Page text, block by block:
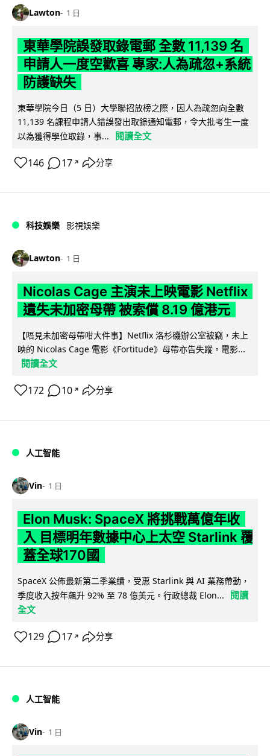
Lawton 1 日
東華學院誤發取錄電郵 全數 11,139 名
申請人一度空歡喜 專家:人為疏忽+系統
防護缺失
東華學院今日（5 日）大學聯招放榜之際，因人為疏忽向全數
11,139 名課程申請人錯誤發出取錄通知電郵，令大批考生一度
以為獲得學位取錄，事...
閱讀全文
146 17 ↗ 分享
科技娛樂 影視娛樂
Lawton 1 日
Nicolas Cage 主演未上映電影 Netflix
遺失未加密母帶 被索償 8.19 億港元
【唔見未加密母帶咁大件事】Netflix 洛杉磯辦公室被竊，未上
映的 Nicolas Cage 電影《Fortitude》母帶亦告失蹤。電影...
閱讀全文
172 10 ↗ 分享
人工智能
Vin 1 日
Elon Musk: SpaceX 將挑戰萬億年收
入 目標明年數據中心上太空 Starlink 覆
蓋全球170國
SpaceX 公佈最新第二季業績，受惠 Starlink 與 AI 業務帶動，
季度收入按年飆升 92% 至 78 億美元。行政總裁 Elon...
閱讀
全文
129 17 ↗ 分享
人工智能
Vin 1 日